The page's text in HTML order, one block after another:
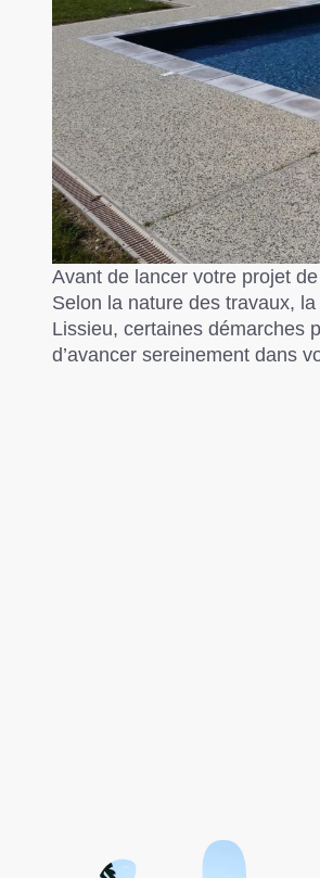
Avant de lancer votre projet
Selon la nature des travaux,
Lissieu, certaines démarches
d’avancer sereinement dans